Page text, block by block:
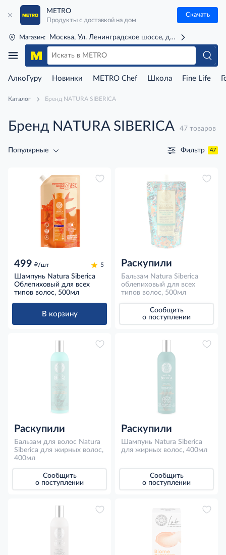
METRO
Продукты с доставкой на дом
Скачать
Магазин: Москва, Ул. Ленинградское шоссе, д. 71Г (м. Речной
АлкоГуру Новинки METRO Chef Школа Fine Life
Каталог Бренд NATURA SIBERICA
Бренд NATURA SIBERICA 47 товаров
Популярные Фильтр 47
499 д/шт 5
Шампунь Natura Siberica
Облепиховый для всех
типов волос, 500мл
В корзину
Раскупили
Бальзам Natura Siberica
облепиховый для всех
типов волос, 500мл
Сообщить
о поступлении
Раскупили
Бальзам для волос Natura
Siberica для жирных волос,
400мл
Сообщить
о поступлении
Раскупили
Шампунь Natura Siberica
для жирных волос, 400мл
Сообщить
о поступлении